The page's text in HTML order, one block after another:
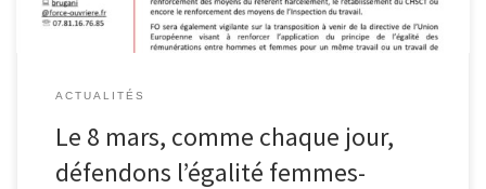
ACTUALITÉS
Le 8 mars, comme chaque jour,
défendons l’égalité femmes-